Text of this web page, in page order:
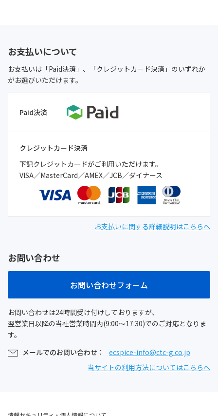
お支払いについて
お支払いは「Paid決済」、「クレジットカード決済」のいずれか
がお選びいただけます。
Paid決済
クレジットカード決済
下記クレジットカードがご利用いただけます。
VISA／MasterCard／AMEX／JCB／ダイナース
お支払いに関する詳細説明はこちらへ
お問い合わせ
お問い合わせフォーム
お問い合わせは24時間受け付けしておりますが、
翌営業日以降の当社営業時間内(9:00～17:30)でのご対応となりま
す。
メールでのお問い合わせ：
ecspice-info@ctc-g.co.jp
当サイトの利用方法についてはこちらへ